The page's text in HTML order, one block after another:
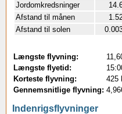
Jordomkredsninger
Afstand til månen
Afstand til solen
Længste flyvning:
Længste flyetid:
Korteste flyvning:
425
Gennemsnitlige flyvning:
Indenrigsflyvninger